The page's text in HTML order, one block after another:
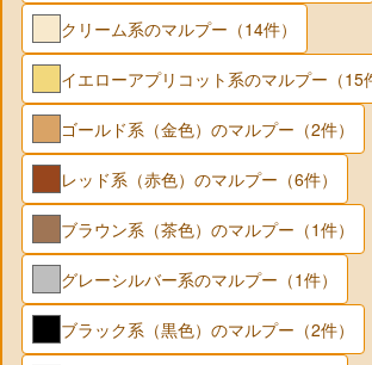
クリーム系のマルプー（14件）
イエローアプリコット系のマルプー（15
ゴールド系（金色）のマルプー（2件）
レッド系（赤色）のマルプー（6件）
ブラウン系（茶色）のマルプー（1件）
グレーシルバー系のマルプー（1件）
ブラック系（黒色）のマルプー（2件）